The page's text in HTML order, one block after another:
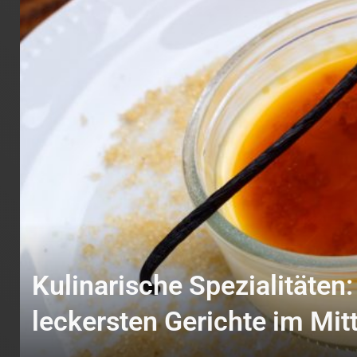
Kulinarische
leckersten Gerichte im